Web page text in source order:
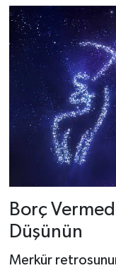
Borç
Düşünün
Merkür